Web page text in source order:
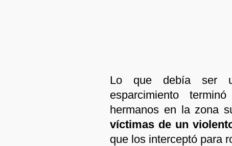
Lo que debía ser
esparcimiento
hermanos en la zona
víctimas de un
que los interceptó para